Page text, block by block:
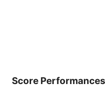
Score